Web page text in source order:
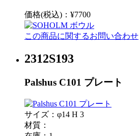
価格(税込)：¥7700
この商品に関するお問い合わせ
2312S193
Palshus C101 プレート
サイズ：φ14 H 3
材質：